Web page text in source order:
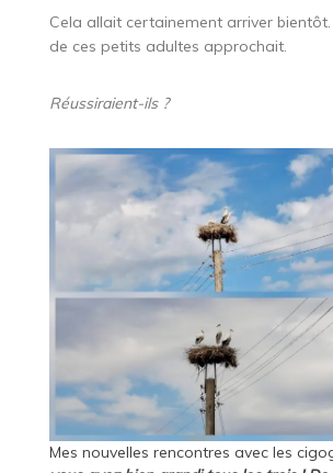
Cela allait certainement arriver
de ces petits adultes approchait.
Réussiraient-ils ?
Mes nouvelles rencontres avec les